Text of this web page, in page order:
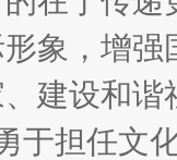
象，增
建设和
于担任文